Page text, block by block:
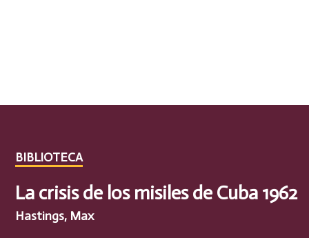
BIBLIOTECA
La crisis de los misiles de Cuba 1962
Hastings, Max